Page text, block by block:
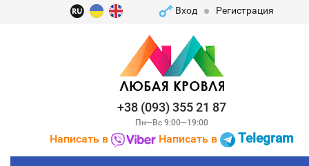
Вход Регистрация
+38 (093) 355 21 87
Пн—Вс 9:00—19:00
Написать в Написать в Telegram